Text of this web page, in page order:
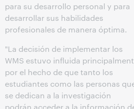
para su desarrollo personal y para
desarrollar sus habilidades
profesionales de manera óptima.
"La decisión de implementar los
WMS estuvo influida
por el hecho de que tanto los
estudiantes como las personas
se dedican a la investigación
podrán acceder a la información